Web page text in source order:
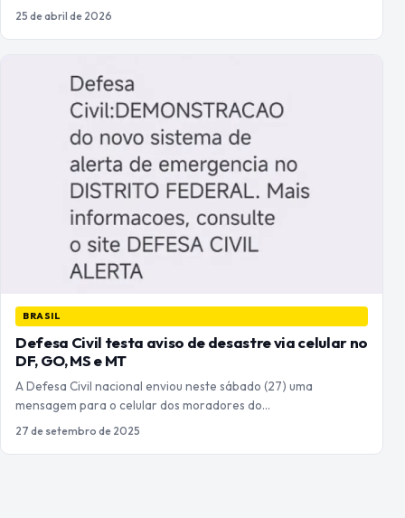
25 de abril de 2026
BRASIL
Defesa Civil testa aviso de desastre via celular no
DF, GO, MS e MT
A Defesa Civil nacional enviou neste sábado (27) uma
mensagem para o celular dos moradores do…
27 de setembro de 2025